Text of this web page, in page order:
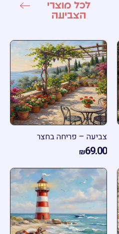
לכל מוצרי
הצביעה
צביעה – פריחה בחצר
₪69.00